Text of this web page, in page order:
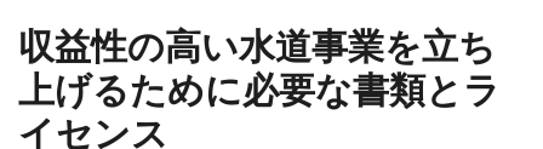
収益性の高い水道事業を立ち
上げるために必要な書類とラ
イセンス